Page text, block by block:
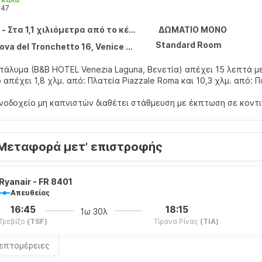
Στα 1,1 χιλιόμετρα από το κέντρο
ΔΩΜΑΤΙΟ ΜΟΝΟ
del Tronchetto 16, Venice 30135
Standard Room
(B&B HOTEL Venezia Laguna, Βενετία) απέχει 15 λεπτά με τα
απέχει 1,8 χλμ. από: Πλατεία Piazzale Roma και 10,3 χλμ. από:
μη καπνιστών διαθέτει στάθμευση με έκπτωση σε
ασύρματη πρόσβαση στο ίντερνετ κι επίσης παρέχονται
διαθέτουν δωρεάν προϊόντα προσωπικής περιποίησης και
οροφοκομία καθημερινά.
την όρεξή σας στο Al Bistrò, ένα από τα 2 εστιατόρια που
πρωινό (σε μπουφέ) καθημερινά μεταξύ 6:30 π.μ. - 10:30 π.μ..
παροχές περιλαμβάνονται γρήγορο check-in, γρήγορο
μετ’ επιστροφής
Ryanair - FR 8401
Απευθείας
16:45
(TSF)
1ω 30λ 18:15
Τίρανα Ρίνας (TIA)